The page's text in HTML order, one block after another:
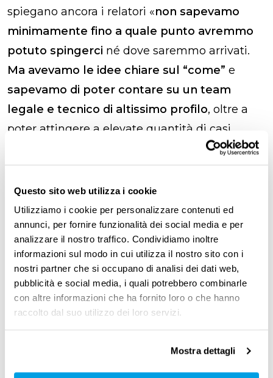
Questo sito web utilizza i cookie
Utilizziamo i cookie per personalizzare contenuti ed
annunci, per fornire funzionalità dei social media e per
analizzare il nostro traffico. Condividiamo inoltre
informazioni sul modo in cui utilizza il nostro sito con i
nostri partner che si occupano di analisi dei dati web,
pubblicità e social media, i quali potrebbero combinarle
con altre informazioni che ha fornito loro o che hanno
raccolto dal suo utilizzo dei loro servizi.
Mostra dettagli
spiegano ancora i relatori «non sapevamo
minimamente fino a quale punto avremmo
potuto spingerci né dove saremmo arrivati.
Ma avevamo le idee chiare sul “come” e
sapevamo di poter contare su un team
legale e tecnico di altissimo profilo, o ltre a
poter attingere a elevate quantità di casi
Gruppo ITAS
Assicurazioni.
Devo ringraziare anche i
Bluetensor, che hanno creduto nel progetto e
chegrazie alle loro specializzazioni in NLP e
Computer Visionsono statideterminanti nel
conferire valore aggiunto
Citiamo alcuni numeri, solo per dare un’idea
delperimetro di addestramento di Power
: oltre 27mila sono i documenti analizzati,